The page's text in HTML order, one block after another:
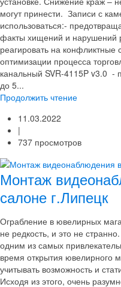
могут принести. Записи с
использоваться:-
факты хищений и нарушений
реагировать на конфликтные
оптимизации процесса
канальный SVR-4115P v3.0 -
до 5...
Продолжить чтение
11.03.2022
|
737 просмотров
Монтаж
салоне г.Липецк
Ограбление в ювелирных
не редкость, и это не
одним из самых
время открытия ювелирного
учитывать возможность и
Исходя из этого, очень